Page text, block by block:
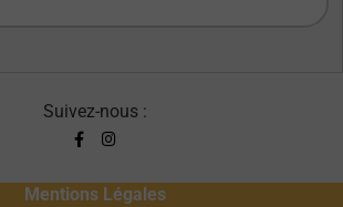
Suivez-nous :
Mentions Légales